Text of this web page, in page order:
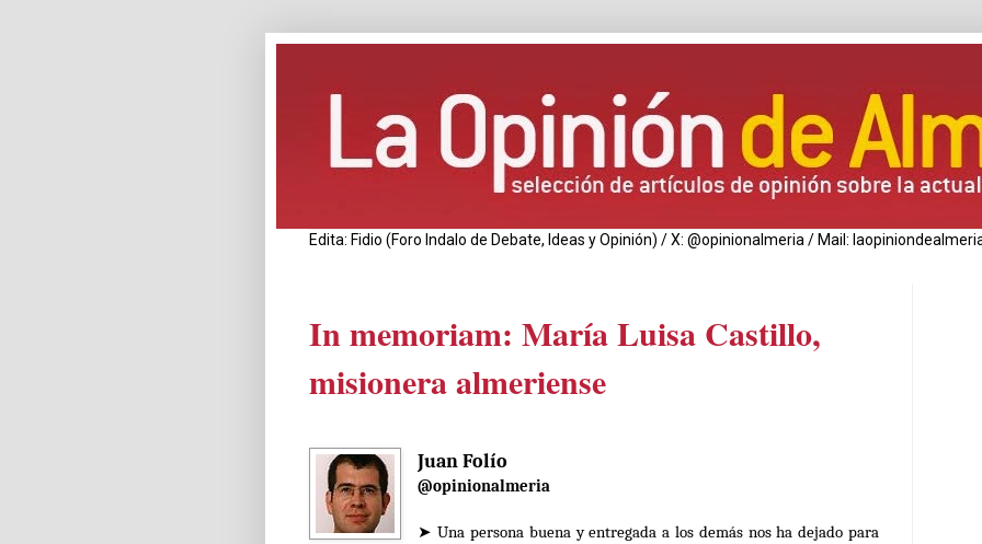
Edita: Fidio (Foro Indalo de Debate, Ideas y Opinión) / X: @opinionalmeria / Mail:
In memoriam: María Luisa Castillo,
misionera almeriense
Juan Folío
@opinionalmeria
➤ Una persona buena y entregada a los demás nos ha dejado para